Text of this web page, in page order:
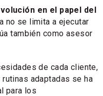
en el papel del
no se limita a ejecutar
también como asesor
de cada cliente,
adaptadas se ha
para los